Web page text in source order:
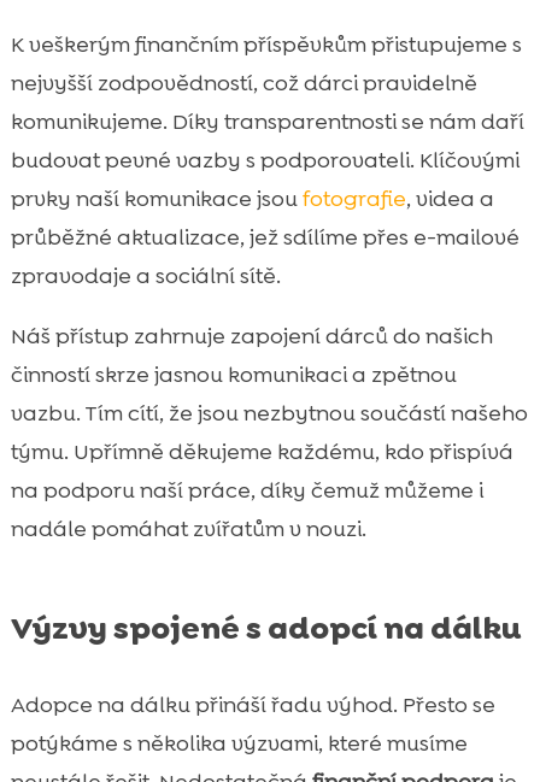
K veškerým finančním příspěvkům přistupujeme s
nejvyšší zodpovědností, což dárci pravidelně
komunikujeme. Díky transparentnosti se nám daří
budovat pevné vazby s podporovateli. Klíčovými
prvky naší komunikace jsoufotografie, videa a
průběžné aktualizace, jež sdílíme přes e-mailové
zpravodaje a sociální sítě.
Náš přístup zahrnuje zapojení dárců do našich
činností skrze jasnou komunikaci a zpětnou
vazbu. Tím cítí, že jsou nezbytnou součástí našeho
týmu. Upřímně děkujeme každému, kdo přispívá
na podporu naší práce, díky čemuž můžeme i
nadále pomáhat zvířatům v nouzi.
Výzvy spojené s adopcí na dálku
Adopce na dálku přináší řadu výhod. Přesto se
potýkáme s několika výzvami, které musíme